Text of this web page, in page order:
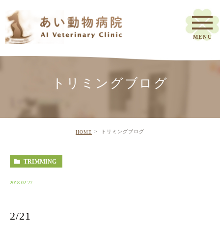
トリミングブログ
HOME トリミングブログ
TRIMMING
2018.02.27
2/21